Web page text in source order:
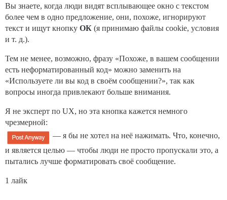
Вы знаете, когда люди видят всплывающее окно с текстом
более чем в одно предложение, они, похоже, игнорируют
текст и ищут кнопку ОК (я принимаю файлы cookie, условия
и т. д.).
Тем не менее, возможно, фразу «Похоже, в вашем сообщении
есть неформатированный код» можно заменить на
«Используете ли вы код в своём сообщении?», так как
вопросы иногда привлекают больше внимания.
Я не эксперт по UX, но эта кнопка кажется немного
чрезмерной:
— я бы не хотел на неё нажимать. Что, конечно,
и является целью — чтобы люди не просто пропускали это, а
пытались лучше форматировать своё сообщение.
1 лайк